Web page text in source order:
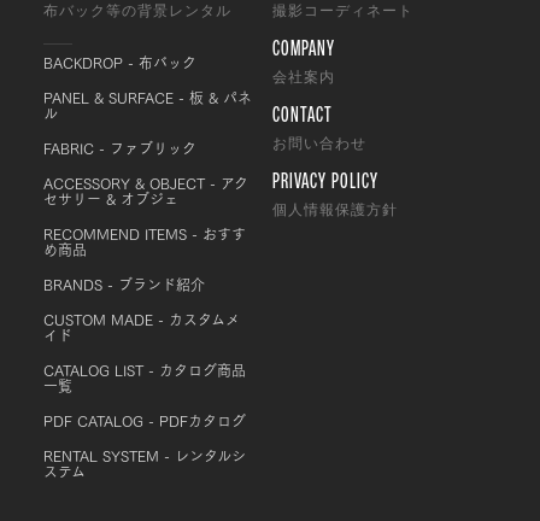
布バック等の背景レンタル
BACKDROP - 布バック
PANEL & SURFACE - 板 & パネ
ル
FABRIC - ファブリック
ACCESSORY & OBJECT - アク
セサリー & オブジェ
RECOMMEND ITEMS - おすす
め商品
BRANDS - ブランド紹介
CUSTOM MADE - カスタムメ
イド
CATALOG LIST - カタログ商品
一覧
PDF CATALOG - PDFカタログ
RENTAL SYSTEM - レンタルシ
ステム
撮影コーディネート
COMPANY
会社案内
CONTACT
お問い合わせ
PRIVACY POLICY
個人情報保護方針